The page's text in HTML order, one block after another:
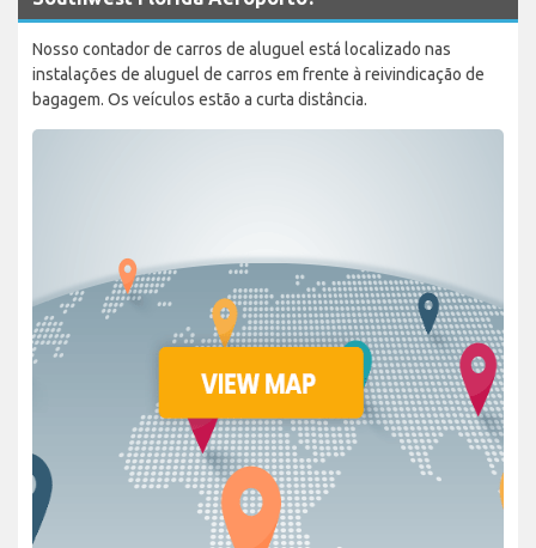
Nosso contador de carros de aluguel está localizado nas
instalações de aluguel de carros em frente à reivindicação de
bagagem. Os veículos estão a curta distância.